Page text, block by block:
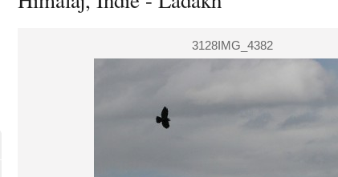
3128IMG_4382